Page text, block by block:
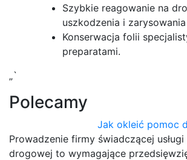
Szybkie reagowanie na
uszkodzenia i
Konserwacja folii
preparatami.
„`
Polecamy
Jak okleić pomoc
Prowadzenie firmy świadczącej
drogowej to wymagające